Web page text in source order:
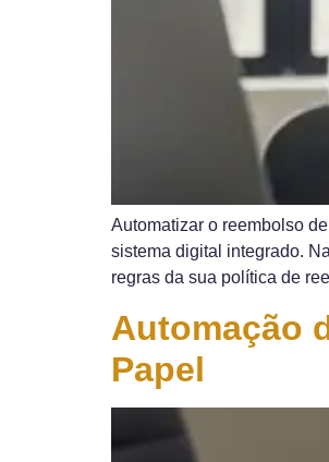
Automatizar o reembolso
sistema digital integrado.
regras da sua política de
Automação
Papel